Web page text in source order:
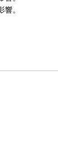
響。